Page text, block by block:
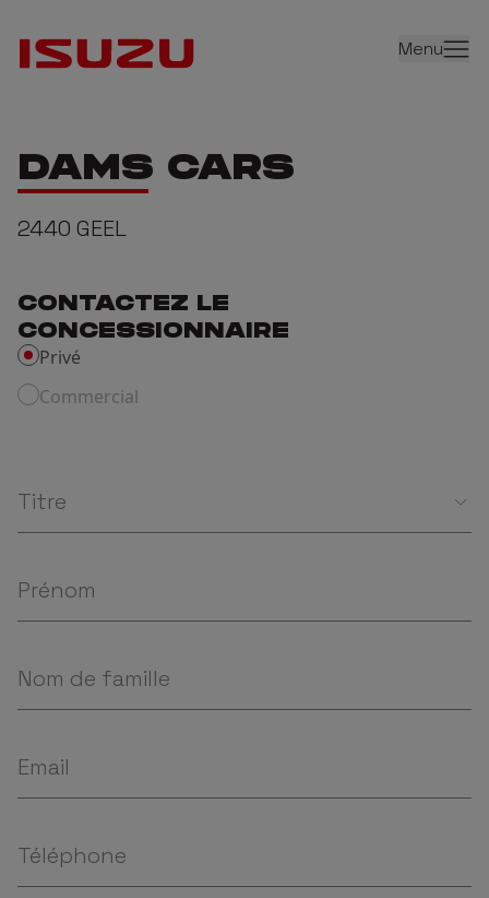
Menu
DAMS CARS
2440 GEEL
CONTACTEZ LE
CONCESSIONNAIRE
Privé
Commercial
Titre